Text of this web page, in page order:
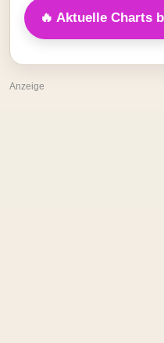
🔥 Aktuelle Charts
Anzeige